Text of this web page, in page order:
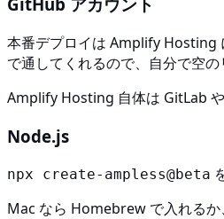
本番デプロイは Amplify Hosting
で通してくれるので、自分で空の
Amplify Hosting 自体は GitLab
Node.js
npx create-ampless@beta
Mac なら Homebrew で入れるか